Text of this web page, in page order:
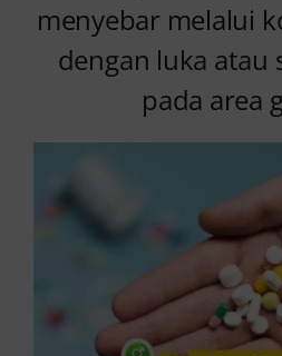
menyebar melalui
dengan luka atau
pada area